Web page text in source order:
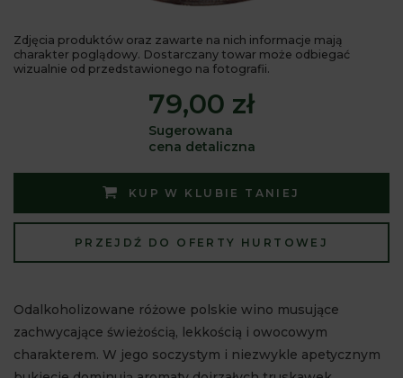
Zdjęcia produktów oraz zawarte na nich informacje mają
charakter poglądowy. Dostarczany towar może odbiegać
wizualnie od przedstawionego na fotografii.
79,00 zł
Sugerowana
cena detaliczna
KUP W KLUBIE TANIEJ
PRZEJDŹ DO OFERTY HURTOWEJ
Odalkoholizowane różowe polskie wino musujące
zachwycające świeżością, lekkością i owocowym
charakterem. W jego soczystym i niezwykle apetycznym